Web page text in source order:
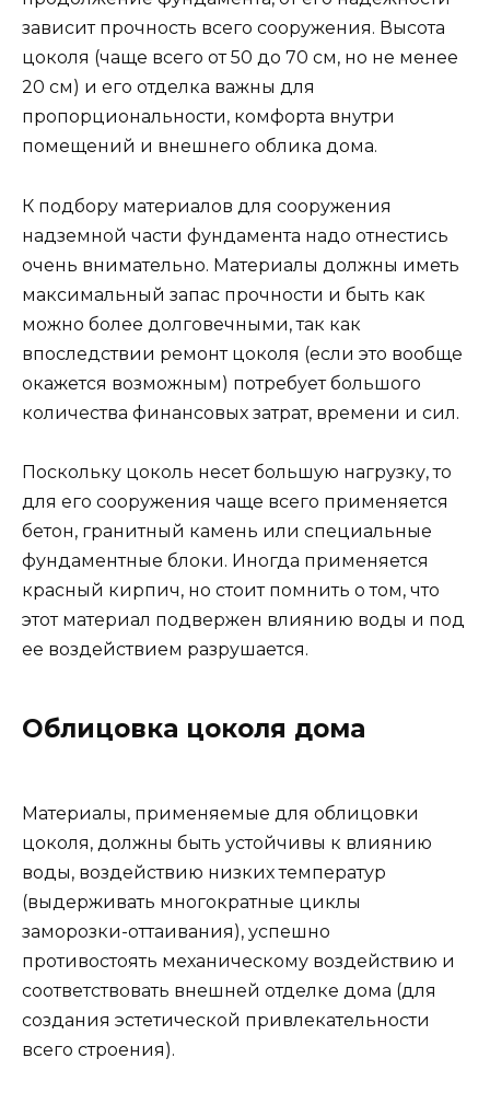
зависит прочность всего сооружения. Высота
цоколя (чаще всего от 50 до 70 см, но не менее
20 см) и его отделка важны для
пропорциональности, комфорта внутри
помещений и внешнего облика дома.
К подбору материалов для сооружения
надземной части фундамента надо отнестись
очень внимательно. Материалы должны иметь
максимальный запас прочности и быть как
можно более долговечными, так как
впоследствии ремонт цоколя (если это вообще
окажется возможным) потребует большого
количества финансовых затрат, времени и сил.
Поскольку цоколь несет большую нагрузку, то
для его сооружения чаще всего применяется
бетон, гранитный камень или специальные
фундаментные блоки. Иногда применяется
красный кирпич, но стоит помнить о том, что
этот материал подвержен влиянию воды и под
ее воздействием разрушается.
Облицовка цоколя дома
Материалы, применяемые для облицовки
цоколя, должны быть устойчивы к влиянию
воды, воздействию низких температур
(выдерживать многократные циклы
заморозки-оттаивания), успешно
противостоять механическому воздействию и
соответствовать внешней отделке дома (для
создания эстетической привлекательности
всего строения).